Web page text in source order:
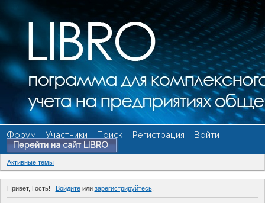
Форум Участники Поиск Регистрация
Войти
Перейти на сайт LIBRO
Активные темы
Привет, Гость! Войдитеили зарегистрируйтесь.